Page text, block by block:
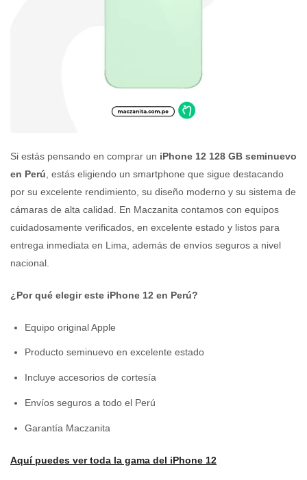
Si estás pensando en comprar un iPhone 12 128 GB seminuevo
en Perú , estás eligiendo un smartphone que sigue destacando
por su excelente rendimiento, su diseño moderno y su sistema de
cámaras de alta calidad. En Maczanita contamos con equipos
cuidadosamente verificados, en excelente estado y listos para
entrega inmediata en Lima, además de envíos seguros a nivel
nacional.
¿Por qué elegir este iPhone 12 en Perú?
Equipo original Apple
Producto seminuevo en excelente estado
Incluye accesorios de cortesía
Envíos seguros a todo el Perú
Garantía Maczanita
Aquí puedes ver toda la gama del iPhone 12